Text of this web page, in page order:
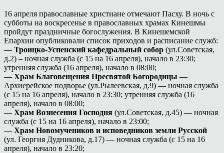
16 апреля православные христиане отмечают Пасху. В ночь с
субботы на воскресенье в православных храмах Кинешмы
пройдут праздничные богослужения. В Кинешемской
Епархии опубликовали список приходов и расписание служб:
— Троицко-Успенский кафедральный собор (ул.Советская,
д.2) – ночная служба (с 15 на 16 апреля), начало в 23:30;
утренняя служба (16 апреля), начало в 08:00;
— Храм Благовещения Пресвятой Богородицы —
Архиерейское подворье (ул.Рылеевская, д.9) — ночная служба
(с 15 на 16 апреля), начало в 23:30; утренняя служба (16
апреля), начало в 08:00;
— Храм Вознесения Господня (ул.Советская, д.45) — ночная
служба (с 15 на 16 апреля), начало в 23:00;
— Храм Новомучеников и исповедников земли Русской
(ул. Георгия Дудникова, д.17) — ночная служба (с 15 на 16
апреля), начало в 23:20;